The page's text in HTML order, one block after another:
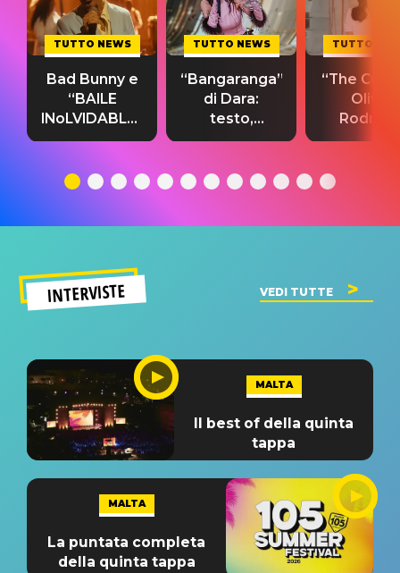
TUTTO NEWS
Bad Bunny e
“BAILE
INoLVIDABLE”:
testo,
significato
TUTTO NEWS
“Bangaranga”
di Dara:
testo,
traduzione e
del singolo
TUTTO
“The
Olivia
testo,
INTERVISTE VEDI TUTTE
MALTA
Il best of della quinta
tappa
MALTA
La puntata completa
della quinta tappa